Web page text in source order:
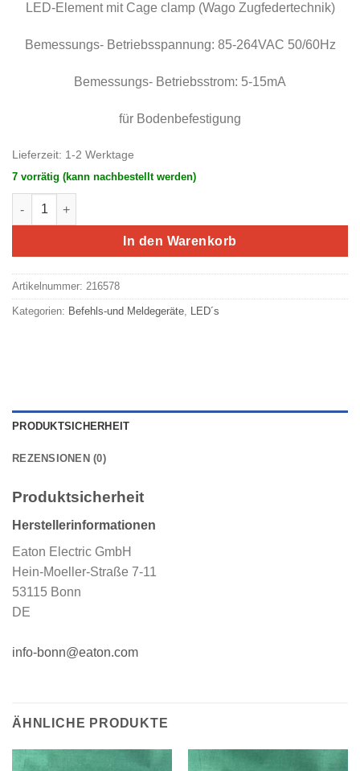
LED-Element mit Cage clamp (Wago Zugfedertechnik)
Bemessungs- Betriebsspannung: 85-264VAC 50/60Hz
Bemessungs- Betriebsstrom: 5-15mA
für Bodenbefestigung
Lieferzeit: 1-2 Werktage
7 vorrätig (kann nachbestellt werden)
Eaton/Moeller RMQ-Titan Leuchtdiode weiß M22-CLEDC230-W
In den Warenkorb
Artikelnummer: 216578
Kategorien: Befehls-und Meldegeräte, LED´s
PRODUKTSICHERHEIT
REZENSIONEN (0)
Produktsicherheit
Herstellerinformationen
Eaton Electric GmbH
Hein-Moeller-Straße 7-11
53115 Bonn
DE
info-bonn@eaton.com
ÄHNLICHE PRODUKTE